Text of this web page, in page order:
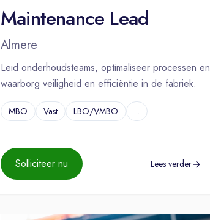
Maintenance Lead
Almere
Leid onderhoudsteams, optimaliseer processen en
waarborg veiligheid en efficiëntie in de fabriek.
MBO Vast LBO/VMBO ...
Solliciteer nu Lees verder